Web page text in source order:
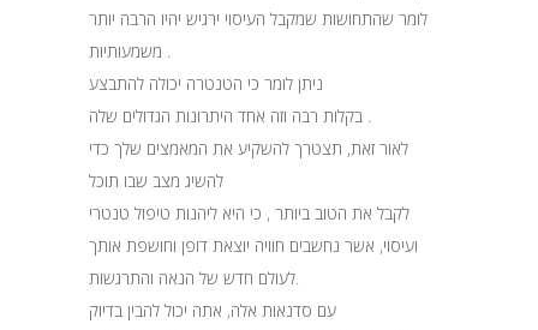
לומר שהתחושות שמקבל העיסוי ירגיש יהיו הרבה יותר
משמעותיות .
ניתן לומר כי הטנטרה יכולה להתבצע
בקלות רבה וזה אחד היתרונות הגדולים שלה .
לאור זאת, תצטרך להשקיע את המאמצים שלך כדי
להשיג מצב שבו תוכל
לקבל את הטוב ביותר , כי היא ליהנות טיפול טנטרי
ועיסוי, אשר נחשבים חוויה יוצאת דופן וחושפת אותך
לעולם חדש של הנאה והתרגשות.
עם סדנאות אלה, אתה יכול להבין בדיוק